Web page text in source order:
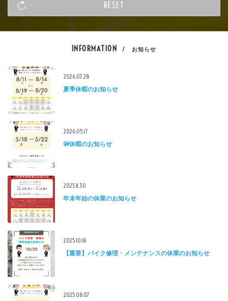
INFORMATION / お知らせ
2026.07.28
夏季休暇のお知らせ
2026.05.17
GW休暇のお知らせ
2025.11.30
年末年始の休業のお知らせ
2025.10.18
【重要】バイク修理・メンテナンスの休業のお知らせ
2025.08.07